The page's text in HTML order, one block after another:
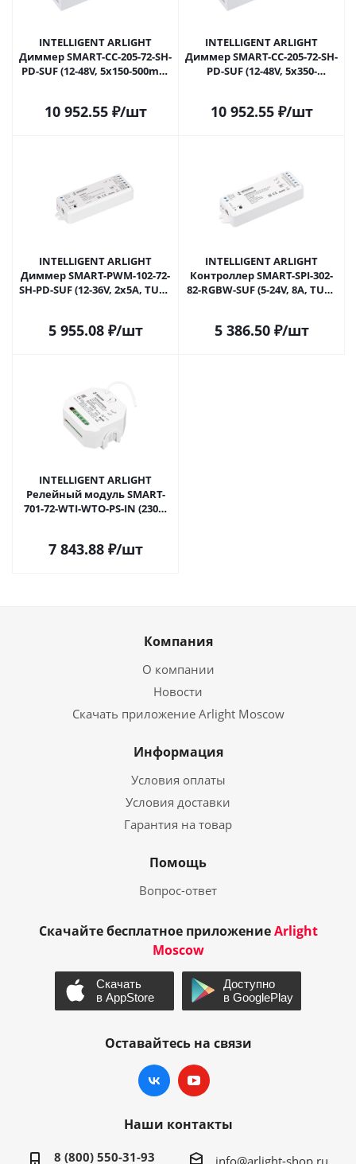
INTELLIGENT ARLIGHT
Диммер SMART-CC-205-72-SH-
PD-SUF (12-48V, 5x150-500mA,
Самаре
10 952.55₽/шт
INTELLIGENT ARLIGHT
Диммер SMART-CC-205-72-SH-
PD-SUF (12-48V, 5x350-
Самаре
10 952.55₽/шт
INTELLIGENT ARLIGHT
Диммер SMART-PWM-102-72-
SH-PD-SUF (12-36V, 2x5A, TUYA
5 955.08₽/шт
INTELLIGENT ARLIGHT
Контроллер SMART-SPI-302-
82-RGBW-SUF (5-24V, 8A, TUYA
Самаре
5 386.50₽/шт
INTELLIGENT ARLIGHT
Релейный модуль SMART-
701-72-WTI-WTO-PS-IN (230V,
Самаре
7 843.88₽/шт
Компания
О компании
Новости
Скачать приложение Arlight Moscow
Информация
Условия оплаты
Условия доставки
Гарантия на товар
Помощь
Вопрос-ответ
Скачайте бесплатное приложениеArlight
Moscow
Оставайтесь на связи
Наши контакты
8 (800) 550-31-93 info@arlight-shop.ru